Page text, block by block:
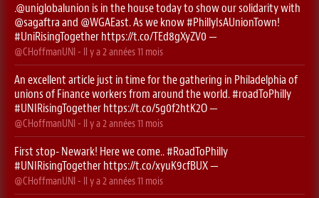
.@uniglobalunion is in the house today to show our solidarity with
@sagaftra ⁩ and ⁦ @WGAEast⁩. As we know#PhillyIsAUnionTown!
#UniRisingTogether https://t.co/TEd8gXyZV0 —
@CHoffmanUNI - Il y a 2 années 11 mois
An excellent article just in time for the gathering in Philadelphia of
unions of Finance workers from around the world.#roadToPhilly
#UNIRisingTogether https://t.co/5g0f2htK2O—
@CHoffmanUNI - Il y a 2 années 11 mois
First stop- Newark! Here we come..#RoadToPhilly
#UNIRisingTogether https://t.co/xyuK9cfBUX—
@CHoffmanUNI - Il y a 2 années 11 mois